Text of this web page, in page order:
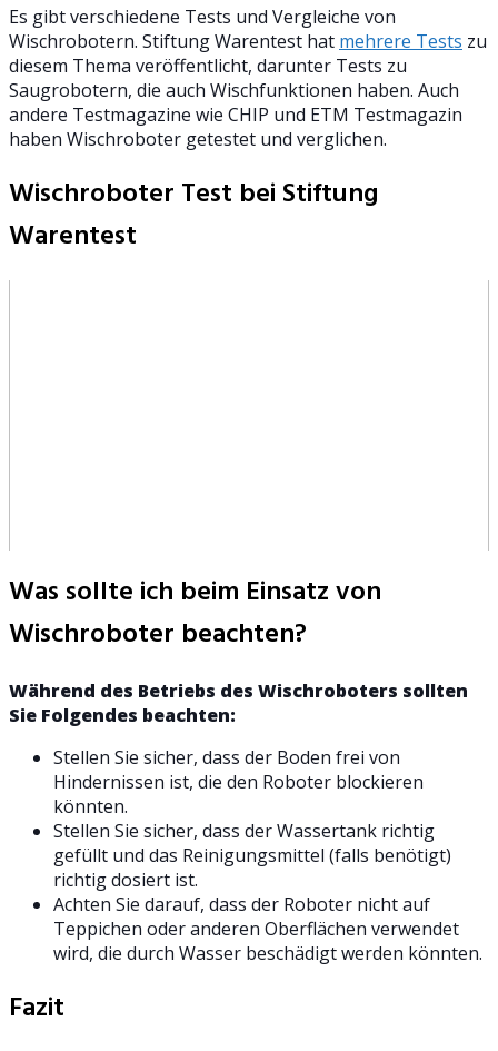
Es gibt verschiedene Tests und Vergleiche von
Wischrobotern. Stiftung Warentest hat mehrere Tests zu
diesem Thema veröffentlicht, darunter Tests zu
Saugrobotern, die auch Wischfunktionen haben. Auch
andere Testmagazine wie CHIP und ETM Testmagazin
haben Wischroboter getestet und verglichen.
Wischroboter Test bei Stiftung
Warentest
Was sollte ich beim Einsatz von
Wischroboter beachten?
Während des Betriebs des Wischroboters sollten
Sie Folgendes beachten:
Stellen Sie sicher, dass der Boden frei von
Hindernissen ist, die den Roboter blockieren
könnten.
Stellen Sie sicher, dass der Wassertank richtig
gefüllt und das Reinigungsmittel (falls benötigt)
richtig dosiert ist.
Achten Sie darauf, dass der Roboter nicht auf
Teppichen oder anderen Oberflächen verwendet
wird, die durch Wasser beschädigt werden könnten.
Fazit